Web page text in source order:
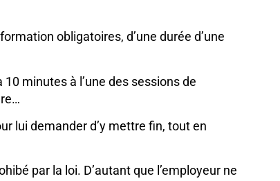
obligatoires, d’une durée d’une
minutes à l’une des sessions de
lui demander d’y mettre fin, tout en
par la loi. D’autant que l’employeur ne